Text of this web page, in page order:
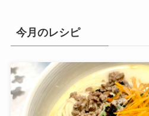
今月のレシピ